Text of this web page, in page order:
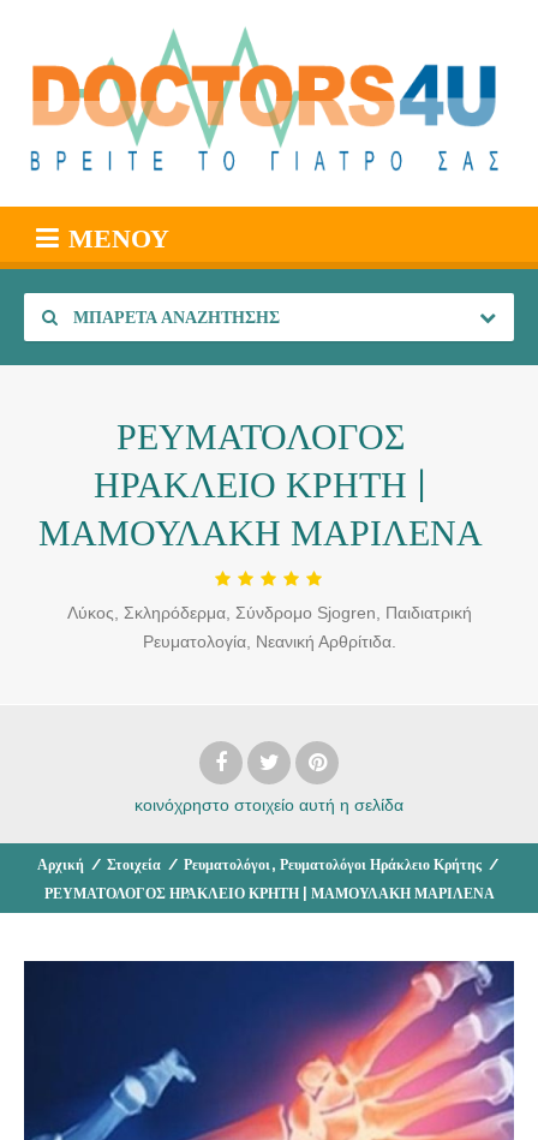
ΜΕΝΟΎ
ΜΠΑΡΈΤΑ ΑΝΑΖΉΤΗΣΗΣ
ΡΕΥΜΑΤΟΛΟΓΟΣ
ΗΡΑΚΛΕΙΟ ΚΡΗΤΗ |
ΜΑΜΟΥΛΑΚΗ ΜΑΡΙΛΕΝΑ
Λύκος, Σκληρόδερμα, Σύνδρομο Sjogren, Παιδιατρική
Ρευματολογία, Νεανική Αρθρίτιδα.
κοινόχρηστο στοιχείο αυτή η σελίδα
Αρχική / Στοιχεία / Ρευματολόγοι , Ρευματολόγοι Ηράκλειο Κρήτης /
ΡΕΥΜΑΤΟΛΟΓΟΣ ΗΡΑΚΛΕΙΟ ΚΡΗΤΗ | ΜΑΜΟΥΛΑΚΗ ΜΑΡΙΛΕΝΑ